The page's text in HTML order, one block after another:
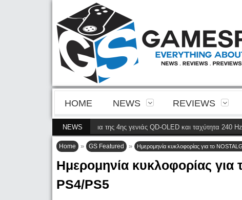
HOME NEWS REVIEWS
NEWS
φέρνει την ευκρίνεια της 4ης γενιάς QD-OLED και ταχύτητα 240 Hz 4K
Home » GS Featured » Ημερομηνία κυκλοφορίας για το
Ημερομηνία κυκλοφορίας για
PS4/PS5